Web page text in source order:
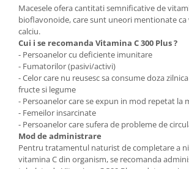
Macesele ofera cantitati semnificative de
bioflavonoide, care sunt uneori mentionate ca
calciu.
Cui i se recomanda Vitamina C 300 Plus ?
- Persoanelor cu deficiente imunitare
- Fumatorilor (pasivi/activi)
- Celor care nu reusesc sa consume doza
fructe si legume
- Persoanelor care se expun in mod repetat la
- Femeilor insarcinate
- Persoanelor care sufera de probleme de
Mod de administrare
Pentru tratamentul naturist de completare a
vitamina C din organism, se recomanda